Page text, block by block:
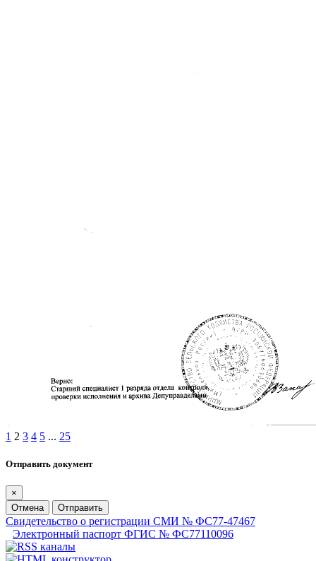
1 2 3 4 5 ... 25
Отправить документ
×
Отмена
Отправить
Свидетельство о регистрации СМИ № ФС77-47467
Электронный паспорт ФГИС № ФС77110096